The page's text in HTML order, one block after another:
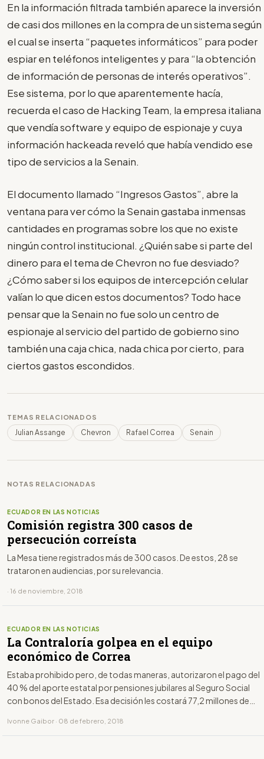
En la información filtrada también aparece la inversión
de casi dos millones en la compra de un sistema según
el cual se inserta “paquetes informáticos” para poder
espiar en teléfonos inteligentes y para “la obtención
de información de personas de interés operativos”.
Ese sistema, por lo que aparentemente hacía,
recuerda el caso de Hacking Team, la empresa italiana
que vendía software y equipo de espionaje y cuya
información hackeada reveló que había vendido ese
tipo de servicios a la Senain.
El documento llamado “Ingresos Gastos”, abre la
ventana para ver cómo la Senain gastaba inmensas
cantidades en programas sobre los que no existe
ningún control institucional. ¿Quién sabe si parte del
dinero para el tema de Chevron no fue desviado?
¿Cómo saber si los equipos de intercepción celular
valían lo que dicen estos documentos? Todo hace
pensar que la Senain no fue solo un centro de
espionaje al servicio del partido de gobierno sino
también una caja chica, nada chica por cierto, para
ciertos gastos escondidos.
TEMAS RELACIONADOS
Julian Assange Chevron Rafael Correa Senain
NOTAS RELACIONADAS
ECUADOR EN LAS NOTICIAS
Comisión registra 300 casos de
persecución correísta
La Mesa tiene registrados más de 300 casos. De estos, 28 se
trataron en audiencias, por su relevancia.
· 16 de noviembre, 2018
ECUADOR EN LAS NOTICIAS
La Contraloría golpea en el equipo
económico de Correa
Estaba prohibido pero, de todas maneras, autorizaron el pago del
40 % del aporte estatal por pensiones jubilares al Seguro Social
con bonos del Estado. Esa decisión les costará 77,2 millones de
Herrera.
Ivonne Gaibor · 08 de febrero, 2018